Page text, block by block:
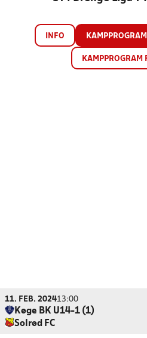
INFO KAMPPROGRAM
KAMPPROGRAM
11. FEB. 202413:00
Køge BK U14-1 (1)
Solrød FC